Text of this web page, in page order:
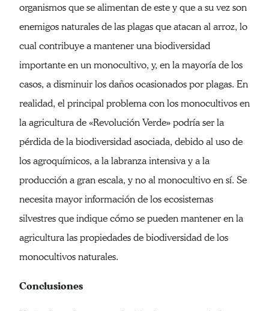
organismos que se alimentan de este y que a su vez son
enemigos naturales de las plagas que atacan al arroz, lo
cual contribuye a mantener una biodiversidad
importante en un monocultivo, y, en la mayoría de los
casos, a disminuir los daños ocasionados por plagas. En
realidad, el principal problema con los monocultivos en
la agricultura de «Revolución Verde» podría ser la
pérdida de la biodiversidad asociada, debido al uso de
los agroquímicos, a la labranza intensiva y a la
producción a gran escala, y no al monocultivo en sí. Se
necesita mayor información de los ecosistemas
silvestres que indique cómo se pueden mantener en la
agricultura las propiedades de biodiversidad de los
monocultivos naturales.
Conclusiones